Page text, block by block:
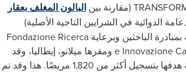
(مقارنة بينالبالون المغلف بعقار
الدوائية في الشرايين التاجية الأصلية)
الباحثين وبرعايةFondazione Ricerca
e Innovazione ومقرها ميلانو، إيطاليا، وقد
بتسجيل أكثر من 1,820 مريضًا.
هذا وقد تم